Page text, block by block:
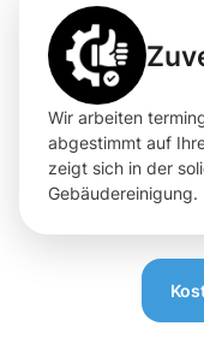
Wir arbeiten
abgestimmt auf
zeigt sich in der
Gebäudereinigung.